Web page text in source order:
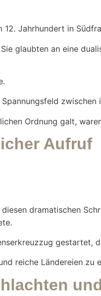
12. Jahrhundert in
glaubten an eine
Ordnung galt,
Aufruf
dramatischen
reiche Ländereien